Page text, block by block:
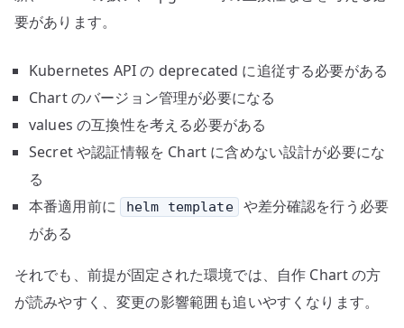
要があります。
Kubernetes API の deprecated に追従する必要がある
Chart のバージョン管理が必要になる
values の互換性を考える必要がある
Secret や認証情報を Chart に含めない設計が必要にな
る
本番適用前に
helm template
や差分確認を行う必要
がある
それでも、前提が固定された環境では、自作 Chart の方
が読みやすく、変更の影響範囲も追いやすくなります。